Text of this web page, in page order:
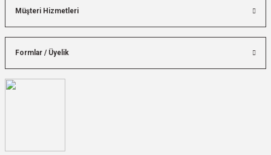
Müşteri Hizmetleri
Formlar / Üyelik